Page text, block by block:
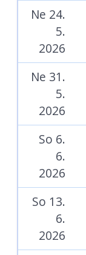
Ne 24.
5.
2026
Ne 31.
5.
2026
So 6.
6.
2026
So 13.
6.
2026